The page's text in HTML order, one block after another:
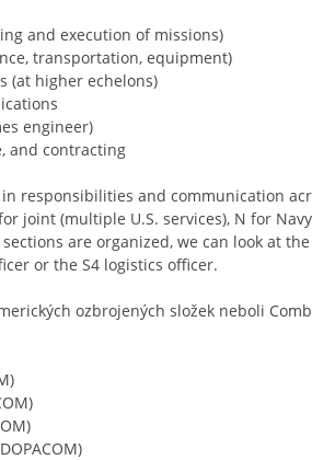
and execution of missions)
transportation, equipment)
(at higher echelons)
engineer)
and contracting
responsibilities and communication
joint (multiple U.S. services), N for
are organized, we can look at
or the S4 logistics officer.
ozbrojených složek neboli